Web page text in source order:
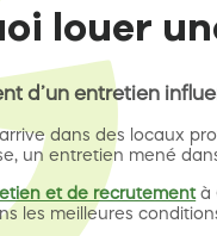
louer
d’un entretien
dans des locaux
un entretien mené
et de recrutementà
les meilleures